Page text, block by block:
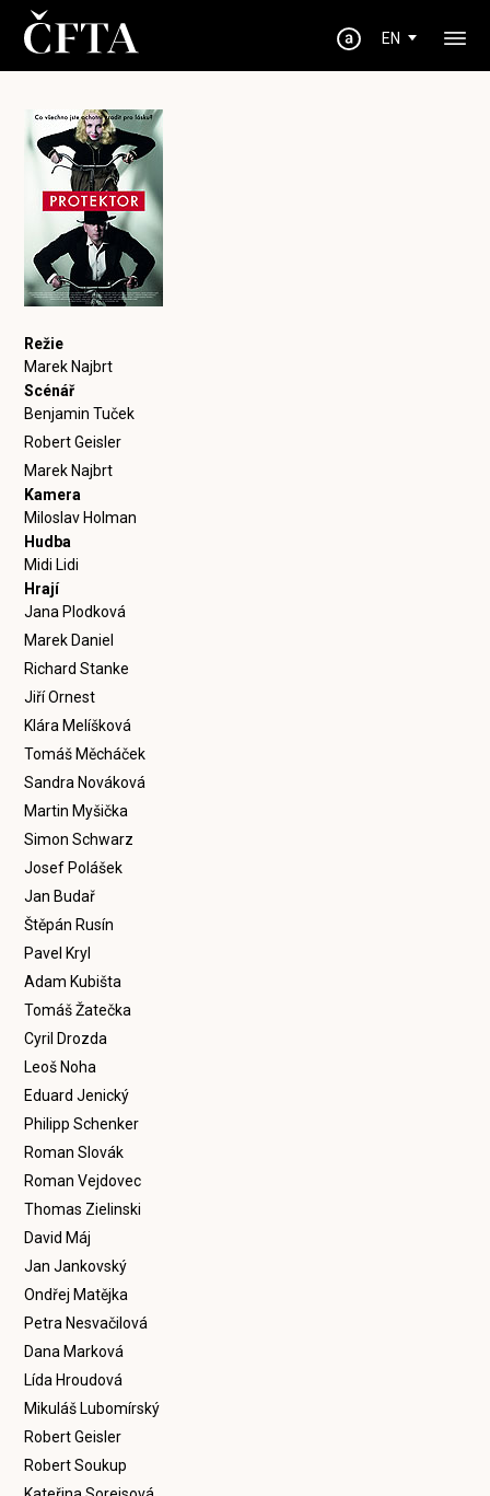
EN
Režie
Marek Najbrt
Scénář
Benjamin Tuček
Robert Geisler
Marek Najbrt
Kamera
Miloslav Holman
Hudba
Midi Lidi
Hrají
Jana Plodková
Marek Daniel
Richard Stanke
Jiří Ornest
Klára Melíšková
Tomáš Měcháček
Sandra Nováková
Martin Myšička
Simon Schwarz
Josef Polášek
Jan Budař
Štěpán Rusín
Pavel Kryl
Adam Kubišta
Tomáš Žatečka
Cyril Drozda
Leoš Noha
Eduard Jenický
Philipp Schenker
Roman Slovák
Roman Vejdovec
Thomas Zielinski
David Máj
Jan Jankovský
Ondřej Matějka
Petra Nesvačilová
Dana Marková
Lída Hroudová
Mikuláš Lubomírský
Robert Geisler
Robert Soukup